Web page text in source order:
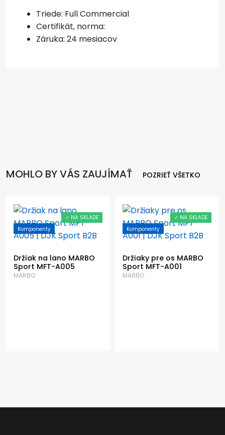
Triede: Full Commercial
Certifikát, norma:
Záruka: 24 mesiacov
MOHLO BY VÁS ZAUJÍMAŤ POZRIEŤ VŠETKO
Komponenty
✓ NA SKLADE
Držiak na lano MARBO
Sport MFT-A005
MARBO
Komponenty
✓ NA SKLADE
Držiaky pre os MARBO
Sport MFT-A001
MARBO